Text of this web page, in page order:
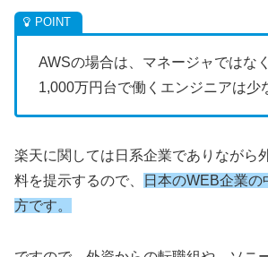
AWSの場合は、マネージャではな
1,000万円台で働くエンジニアは少
楽天に関しては日系企業でありながら
料を提示するので、
日本のWEB企業
方です。